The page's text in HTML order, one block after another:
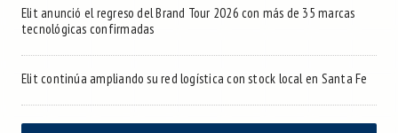
Elit anunció el regreso del Brand Tour 2026 con más de 35 marcas
tecnológicas confirmadas
Elit continúa ampliando su red logística con stock local en Santa Fe